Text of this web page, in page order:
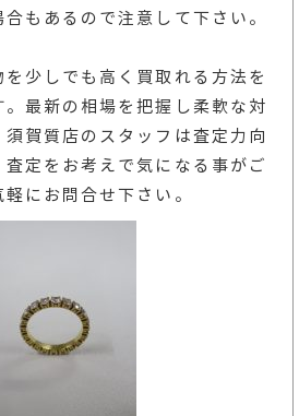
もあるので注意して下さい。
少しでも高く買取れる方法を
最新の相場を把握し柔軟な対
賀質店のスタッフは査定力向
査定をお考えで気になる事がご
にお問合せ下さい。